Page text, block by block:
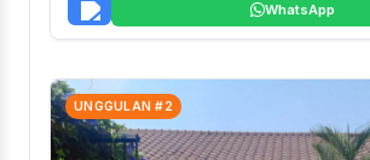
WhatsApp
UNGGULAN #2